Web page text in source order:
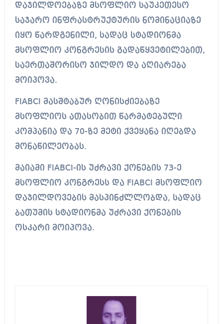
დაჯილდოებაზე მსოფლიო საუკეთესო
საჯარო ინფრასტრუქტურის ნომინაციაზე
იყო წარდგენილი, სადაც სტადიონმა
მსოფლიო კონგრესის გადაწყვეტილებით,
საერთაშორისო ჯილდო და აღიარება
მოიპოვა.
FIABCI მასშტაბურ ღონისძიებაზე
მსოფლიოს ათასობით წარმატებული
კომპანია და 70-ზე მეტი ქვეყანა იღებდა
მონაწილეობას.
მაიამი FIABCI-ის უძრავი ქონების 73-ე
მსოფლიო კონგრესს და FIABCI მსოფლიო
დაჯილდოვების მასპინძლლობდა, სადაც
ბათუმის სტადიონმა უძრავი ქონების
ოსკარი მოიპოვა.